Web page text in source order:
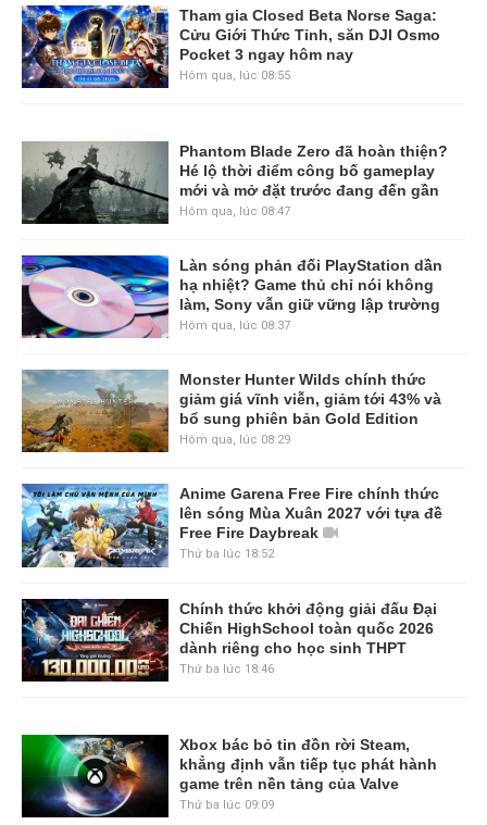
Tham gia Closed Beta Norse Saga:
Cửu Giới Thức Tỉnh, săn DJI Osmo
Pocket 3 ngay hôm nay
Hôm qua, lúc 08:55
Phantom Blade Zero đã hoàn thiện?
Hé lộ thời điểm công bố gameplay
mới và mở đặt trước đang đến gần
Hôm qua, lúc 08:47
Làn sóng phản đối PlayStation dần
hạ nhiệt? Game thủ chỉ nói không
làm, Sony vẫn giữ vững lập trường
Hôm qua, lúc 08:37
Monster Hunter Wilds chính thức
giảm giá vĩnh viễn, giảm tới 43% và
bổ sung phiên bản Gold Edition
Hôm qua, lúc 08:29
Anime Garena Free Fire chính thức
lên sóng Mùa Xuân 2027 với tựa đề
Free Fire Daybreak
Thứ ba lúc 18:52
Chính thức khởi động giải đấu Đại
Chiến HighSchool toàn quốc 2026
dành riêng cho học sinh THPT
Thứ ba lúc 18:46
Xbox bác bỏ tin đồn rời Steam,
khẳng định vẫn tiếp tục phát hành
game trên nền tảng của Valve
Thứ ba lúc 09:09